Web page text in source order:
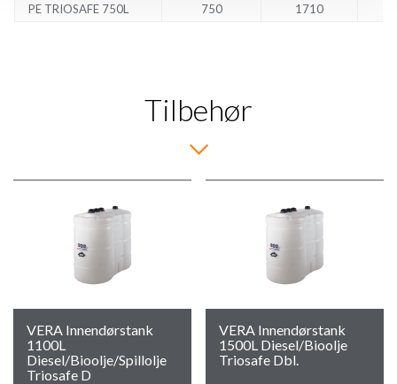
PE TRIOSAFE 750L
750 1710
Tilbehør
VERA Innendørstank
1100L
Diesel/Bioolje/Spillolje
Triosafe D
VERA Innendørstank
1500L Diesel/Bioolje
Triosafe Dbl.